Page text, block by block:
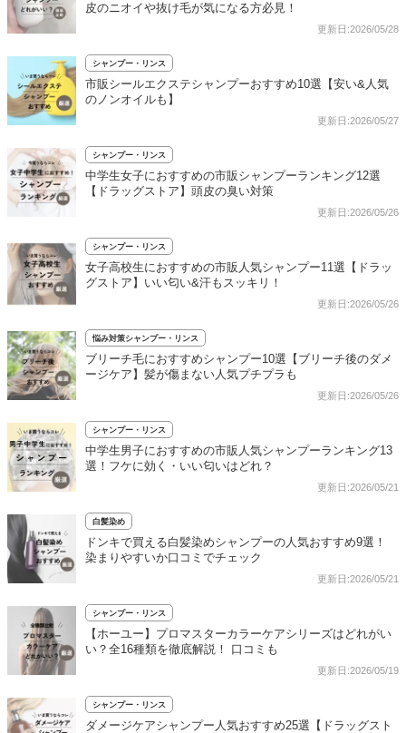
皮のニオイや抜け毛が気になる方必見！
更新日:2026/05/28
シャンプー・リンス
市販シールエクステシャンプーおすすめ10選【安い&人気
のノンオイルも】
更新日:2026/05/27
シャンプー・リンス
中学生女子におすすめの市販シャンプーランキング12選
【ドラッグストア】頭皮の臭い対策
更新日:2026/05/26
シャンプー・リンス
女子高校生におすすめの市販人気シャンプー11選【ドラッ
グストア】いい匂い&汗もスッキリ！
更新日:2026/05/26
悩み対策シャンプー・リンス
ブリーチ毛におすすめシャンプー10選【ブリーチ後のダメ
ージケア】髪が傷まない人気プチプラも
更新日:2026/05/26
シャンプー・リンス
中学生男子におすすめの市販人気シャンプーランキング13
選！フケに効く・いい匂いはどれ？
更新日:2026/05/21
白髪染め
ドンキで買える白髪染めシャンプーの人気おすすめ9選！
染まりやすいか口コミでチェック
更新日:2026/05/21
シャンプー・リンス
【ホーユー】プロマスターカラーケアシリーズはどれがい
い？全16種類を徹底解説！ 口コミも
更新日:2026/05/19
シャンプー・リンス
ダメージケアシャンプー人気おすすめ25選【ドラッグスト